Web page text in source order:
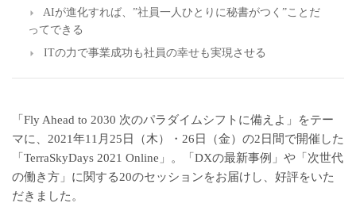
AIが進化すれば、”社員一人ひとりに秘書がつく”ことだ
ってできる
ITの力で事業成功も社員の幸せも実現させる
「Fly Ahead to 2030 次のパラダイムシフトに備えよ」をテー
マに、2021年11月25日（木）・26日（金）の2日間で開催した
「TerraSkyDays 2021 Online」。「DXの最新事例」や「次世代
の働き方」に関する20のセッションをお届けし、好評をいた
だきました。